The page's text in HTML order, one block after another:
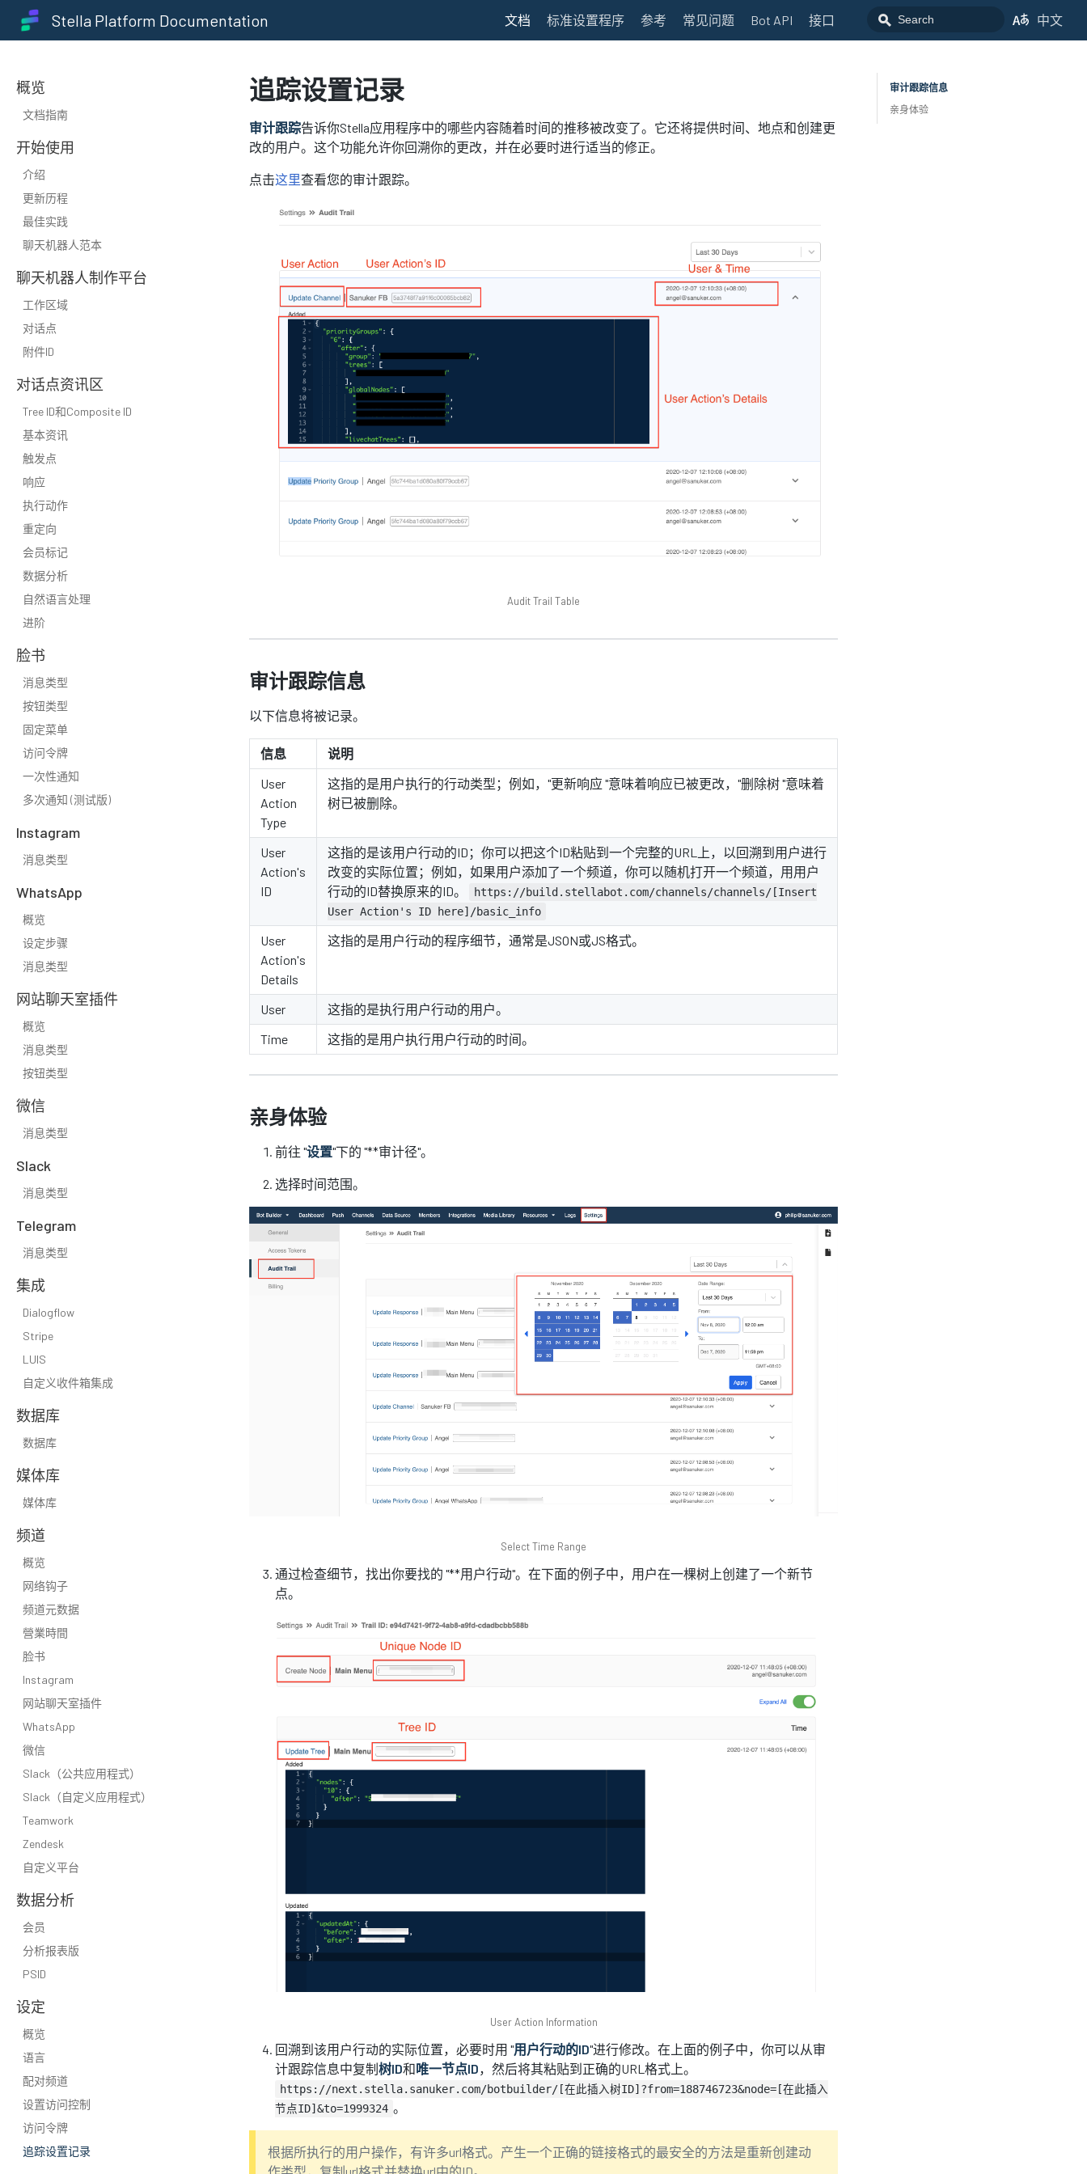
Stella Platform Documentation 文档 标准设置程序 参考 常见问题 Bot API 接口 中文
概览
文档指南
开始使用
介绍
更新历程
最佳实践
聊天机器人范本
聊天机器人制作平台
工作区域
对话点
附件ID
对话点资讯区
Tree ID和Composite ID
基本资讯
触发点
响应
执行动作
重定向
会员标记
数据分析
自然语言处理
进阶
脸书
消息类型
按钮类型
固定菜单
访问令牌
一次性通知
多次通知 (测试版)
Instagram
消息类型
WhatsApp
概览
设定步骤
消息类型
网站聊天室插件
概览
消息类型
按钮类型
微信
消息类型
Slack
消息类型
Telegram
消息类型
集成
Dialogflow
Stripe
LUIS
自定义收件箱集成
数据库
数据库
媒体库
媒体库
频道
概览
网络钩子
频道元数据
營業時間
脸书
Instagram
网站聊天室插件
WhatsApp
微信
Slack（公共应用程式）
Slack（自定义应用程式）
Teamwork
Zendesk
自定义平台
数据分析
会员
分析报表版
PSID
设定
概览
语言
配对频道
设置访问控制
访问令牌
追踪设置记录
追踪设置记录
审计跟踪告诉你Stella应用程序中的哪些内容随着时间的推移被改变了。它还将提供时间、地点和创建更
改的用户。这个功能允许你回溯你的更改，并在必要时进行适当的修正。
点击这里查看您的审计跟踪。
Audit Trail Table
审计跟踪信息
以下信息将被记录。
信息
说明
User
Action
Type
这指的是用户执行的行动类型；例如，"更新响应 "意味着响应已被更改，"删除树 "意味着
树已被删除。
User
Action's
ID
这指的是该用户行动的ID；你可以把这个ID粘贴到一个完整的URL上，以回溯到用户进行
改变的实际位置；例如，如果用户添加了一个频道，你可以随机打开一个频道，用用户
行动的ID替换原来的ID。
https://build.stellabot.com/channels/channels/[Insert
User Action's ID here]/basic_info
User
Action's
Details
这指的是用户行动的程序细节，通常是JSON或JS格式。
User
这指的是执行用户行动的用户。
Time
这指的是用户执行用户行动的时间。
亲身体验
前往 "设置"下的 "**审计径"。
选择时间范围。
Select Time Range
通过检查细节，找出你要找的 "**用户行动"。在下面的例子中，用户在一棵树上创建了一个新节
点。
User Action Information
回溯到该用户行动的实际位置，必要时用 "用户行动的ID"进行修改。在上面的例子中，你可以从审
计跟踪信息中复制 树ID和唯一节点ID，然后将其粘贴到正确的URL格式上。
https://next.stella.sanuker.com/botbuilder/[在此插入树ID]?from=188746723&node=[在此插入
节点ID]&to=1999324 。
根据所执行的用户操作，有许多url格式。产生一个正确的链接格式的最安全的方法是重新创建动
审计跟踪信息
亲身体验